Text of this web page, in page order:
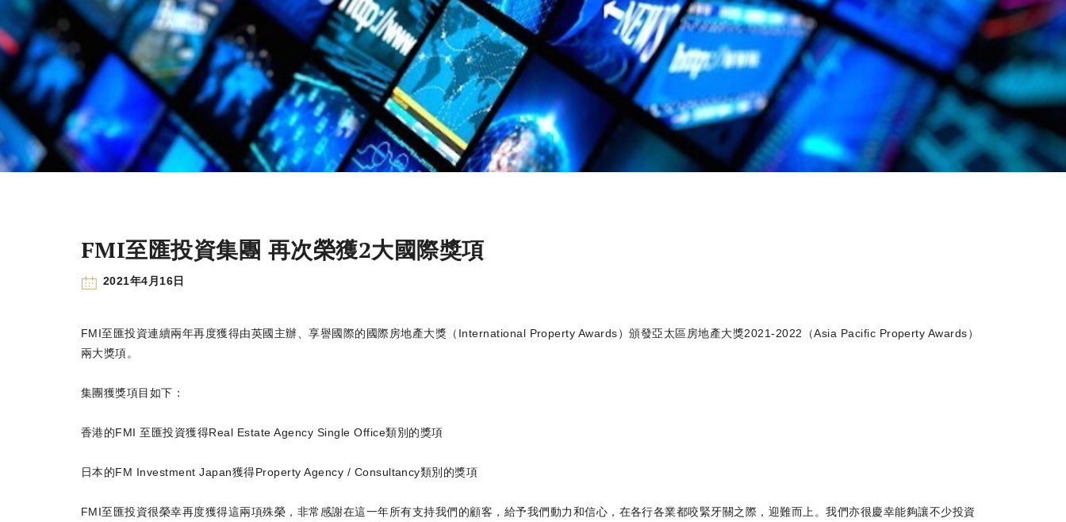
FMI至匯投資集團 再次榮獲2大國際獎項
2021年4月16日
FMI至匯投資連續兩年再度獲得由英國主辦、享譽國際的國際房地產大獎（International Property Awards）頒發亞太區房地產大獎2021-2022（Asia Pacific Property Awards）
兩大獎項。
集團獲獎項目如下：
香港的FMI 至匯投資獲得Real Estate Agency Single Office類別的獎項
日本的FM Investment Japan獲得Property Agency / Consultancy類別的獎項
FMI至匯投資很榮幸再度獲得這兩項殊榮，非常感謝在這一年所有支持我們的顧客，給予我們動力和信心，在各行各業都咬緊牙關之際，迎難而上。我們亦很慶幸能夠讓不少投資